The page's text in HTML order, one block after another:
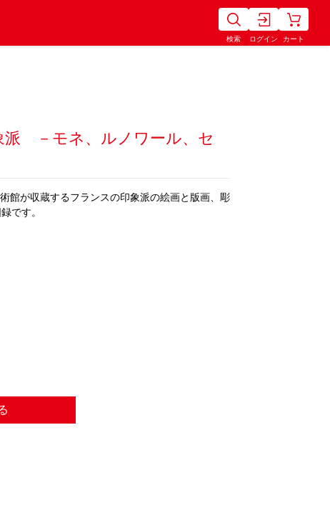
検索 ログイン カート
派 －モネ、ルノワール、セ
館が収蔵するフランスの印象派の絵画と版画、彫
です。